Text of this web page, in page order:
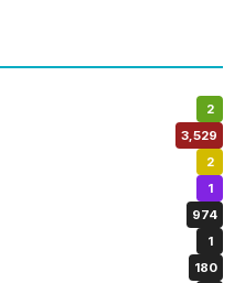
2
3,529
2
1
974
1
180